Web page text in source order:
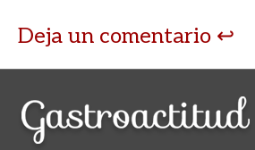
Deja un comentario